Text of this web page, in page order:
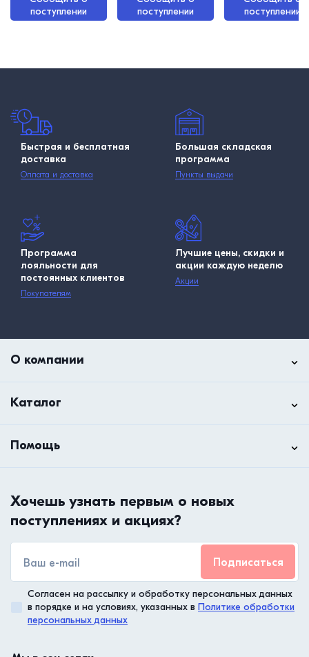
поступлении
поступлении
поступлении
Быстрая и бесплатная
доставка
Оплата и доставка
Большая складская
программа
Пункты выдачи
Программа
лояльности для
постоянных клиентов
Покупателям
Лучшие цены, скидки и
акции каждую неделю
Акции
О компании
Каталог
Помощь
Хочешь узнать первым о новых
поступлениях и акциях?
Подписаться
Согласен на рассылку и обработку персональных данных
в порядке и на условиях, указанных в Политике обработки
персональных данных